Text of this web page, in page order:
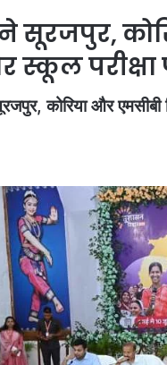
सूरजपुर,
स्कूल परीक्षा
कोरिया और